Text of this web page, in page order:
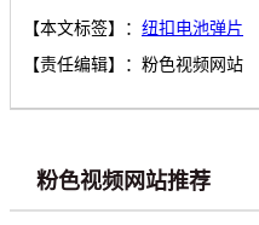
【本文标签】： 纽扣电池弹片
【责任编辑】： 粉色视频网站
粉色视频网站推荐